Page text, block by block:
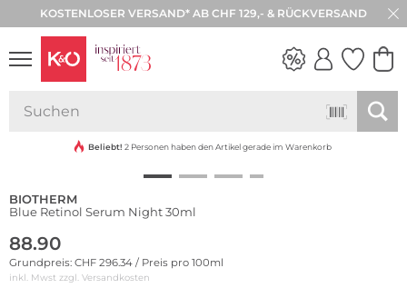
KOSTENLOSER VERSAND* AB CHF 129,- & RÜCKVERSAND
30 TAGE RÜCKGABE
VIBES
Beliebt! 2 Personen haben den Artikel gerade im Warenkorb
BIOTHERM
Blue Retinol Serum Night 30ml
88.90
Grundpreis: CHF 296.34 / Preis pro 100ml
inkl. Mwst zzgl. Versandkosten